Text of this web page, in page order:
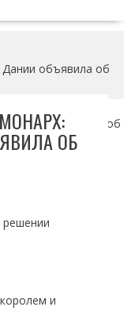
объявила об
ОБ
и